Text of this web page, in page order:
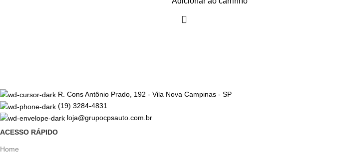
R. Cons Antônio Prado, 192 - Vila Nova Campinas - SP
(19) 3284-4831
loja@grupocpsauto.com.br
ACESSO RÁPIDO
Home